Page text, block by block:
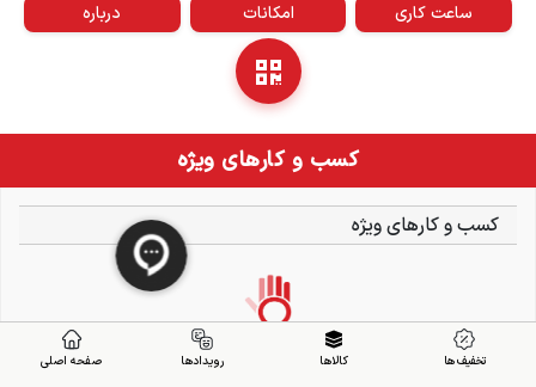
ساعت کاری امکانات درباره
کسب و کارهای ویژه
کسب و کارهای ویژه
تخفیف ها کالاها رویدادها صفحه اصلی